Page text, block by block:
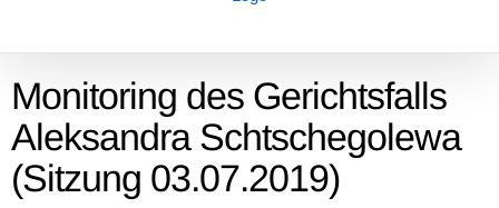
Monitoring des Gerichtsfalls
Aleksandra Schtschegolewa
(Sitzung 03.07.2019)